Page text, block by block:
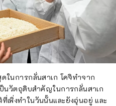
ในการกลั่นสาเก โคจิทำจาก
นวัตถุดิบสำคัญในการกลั่นสาเก
พิ่งทำในวันนั้นและยังอุ่นอยู่ และ